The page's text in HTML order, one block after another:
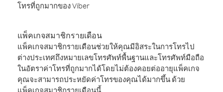
โทรที่ถูกมากของ Viber
แพ็คเกจสมาชิกรายเดือน
แพ็คเกจสมาชิกรายเดือนช่วยให้คุณมีอิสระในการโทรไป
ต่างประเทศถึงหมายเลขโทรศัพท์พื้นฐานและโทรศัพท์มือถือ
ในอัตราค่าโทรที่ถูกมากได้โดยไม่ต้องคอยต่ออายุแพ็คเกจ
คุณจะสามารถประหยัดค่าโทรของคุณได้มากขึ้น ด้วย